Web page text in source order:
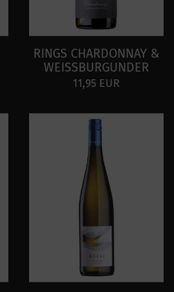
RINGS CHARDONNAY &
WEISSBURGUNDER
11,95 EUR